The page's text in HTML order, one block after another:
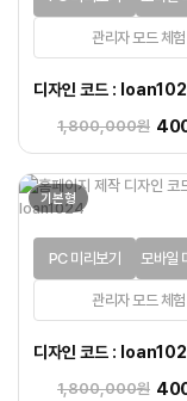
관리자 모드 체험
디자인 코드 :
1,800,000원
기본형
관리자 모드 체험
PC 미리보기 모바일
디자인 코드 :
1,800,000원